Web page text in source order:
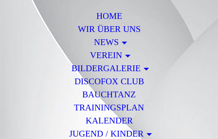
HOME
WIR ÜBER UNS
NEWS
VEREIN
BILDERGALERIE
DISCOFOX CLUB
BAUCHTANZ
TRAININGSPLAN
KALENDER
JUGEND / KINDER